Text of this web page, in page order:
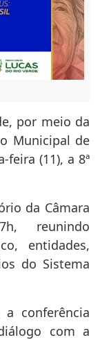
por meio da
Municipal de
(11), a 8ª
da Câmara
reunindo
entidades,
do Sistema
conferência
com a